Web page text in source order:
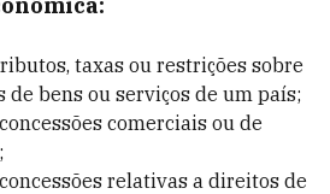
taxas ou restrições sobre
de bens ou serviços de um país;
comerciais ou de
relativas a direitos de